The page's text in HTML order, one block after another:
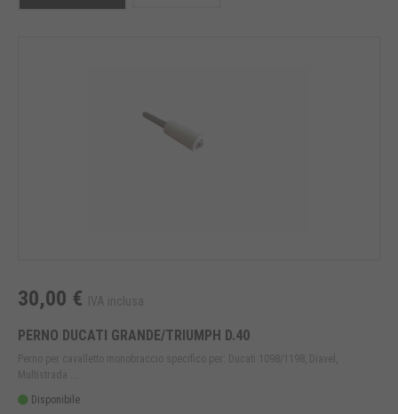
30,00 € IVA inclusa
PERNO DUCATI GRANDE/TRIUMPH D.40
Perno per cavalletto monobraccio specifico per: Ducati 1098/1198, Diavel,
Multistrada ...
Disponibile